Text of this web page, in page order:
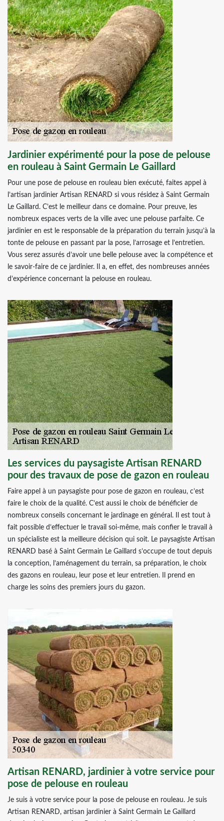
Jardinier expérimenté pour la pose de pelouse
en rouleau à Saint Germain Le Gaillard
Pour une pose de pelouse en rouleau bien exécuté, faites appel à
l’artisan jardinier Artisan RENARD si vous résidez à Saint Germain
Le Gaillard. C’est le meilleur dans ce domaine. Pour preuve, les
nombreux espaces verts de la ville avec une pelouse parfaite. Ce
jardinier en est le responsable de la préparation du terrain jusqu’à la
tonte de pelouse en passant par la pose, l’arrosage et l’entretien.
Vous serez assurés d’avoir une belle pelouse avec la compétence et
le savoir-faire de ce jardinier. Il a, en effet, des nombreuses années
d’expérience concernant la pelouse en rouleau.
Les services du paysagiste Artisan RENARD
pour des travaux de pose de gazon en rouleau
Faire appel à un paysagiste pour pose de gazon en rouleau, c’est
faire le choix de la qualité. C’est aussi le choix de bénéficier de
nombreux conseils concernant le jardinage en général. Il est tout à
fait possible d’effectuer le travail soi-même, mais confier le travail à
un spécialiste est la meilleure décision qui soit. Le paysagiste Artisan
RENARD basé à Saint Germain Le Gaillard s’occupe de tout depuis
la conception, l’aménagement du terrain, sa préparation, le choix
des gazons en rouleau, leur pose et leur entretien. Il prend en
charge les soins des premiers jours du gazon.
Artisan RENARD, jardinier à votre service pour
pose de pelouse en rouleau
Je suis à votre service pour la pose de pelouse en rouleau. Je suis
Artisan RENARD, artisan jardinier à Saint Germain Le Gaillard